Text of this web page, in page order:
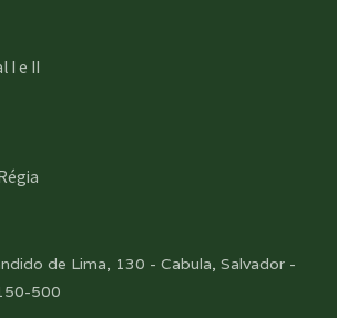
I e II
de Lima, 130 - Cabula, Salvador -
500